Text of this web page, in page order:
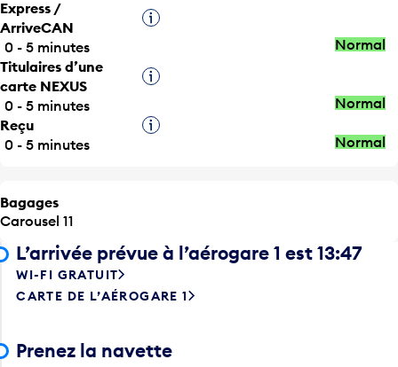
ArriveCAN
0 - 5 minutes
Titulaires d’une
carte NEXUS
0 - 5 minutes
Reçu
0 - 5 minutes
Carousel 11
L’arrivée prévue à l’aérogare 1 est 13:47
WI-FI GRATUIT
CARTE DE L’AÉROGARE 1